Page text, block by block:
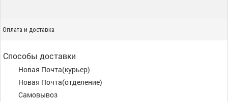
Оплата и доставка
Способы доставки
Новая Почта(курьер)
Новая Почта(отделение)
Самовывоз